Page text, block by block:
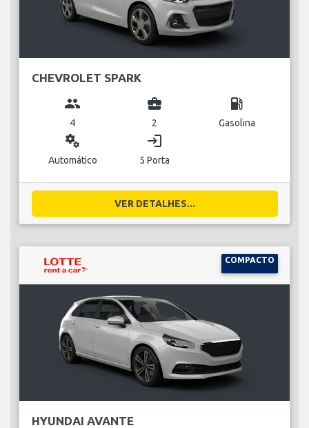
CHEVROLET SPARK
group
4
business_center
2
local_gas_station
Gasolina
miscellaneous_services
Automático
login
5 Porta
VER DETALHES...
COMPACTO
HYUNDAI AVANTE